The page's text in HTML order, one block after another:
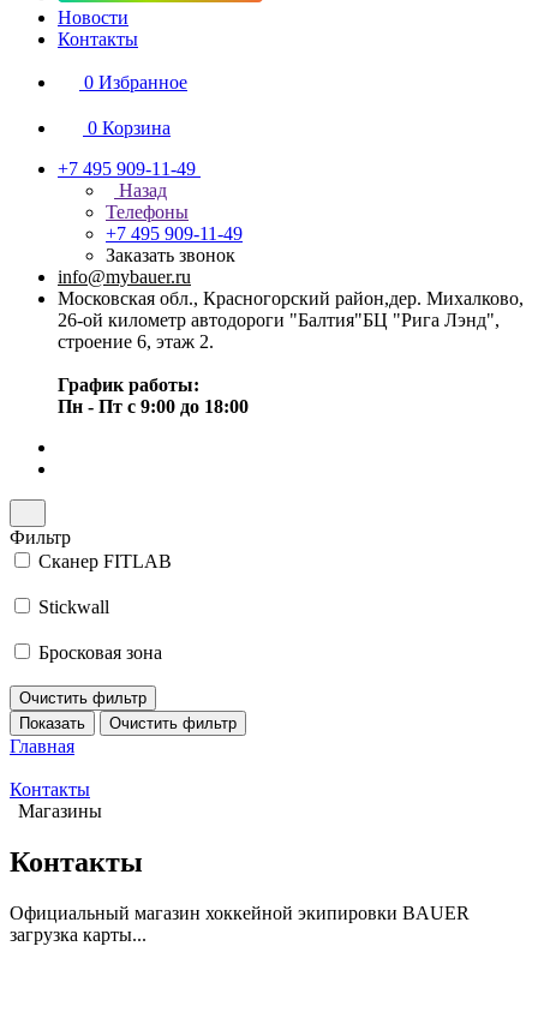
Новости
Контакты
0 Избранное
0 Корзина
+7 495 909-11-49
Назад
Телефоны
+7 495 909-11-49
Заказать звонок
info@mybauer.ru
Московская обл., Красногорский район,дер. Михалково,
26-ой километр автодороги "Балтия"БЦ "Рига Лэнд",
строение 6, этаж 2.
График работы:
Пн - Пт с 9:00 до 18:00
Фильтр
Сканер FITLAB
Stickwall
Бросковая зона
Очистить фильтр
Показать
Очистить фильтр
Главная
Контакты
Магазины
Контакты
Официальный магазин хоккейной экипировки BAUER
загрузка карты...